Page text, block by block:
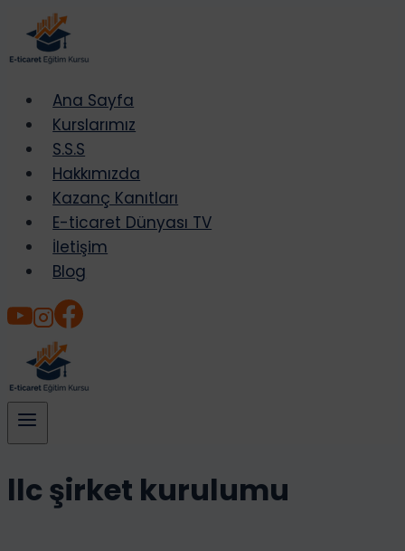
content
Ana Sayfa
Kurslarımız
S.S.S
Hakkımızda
Kazanç Kanıtları
E-ticaret Dünyası TV
İletişim
Blog
llc şirket kurulumu